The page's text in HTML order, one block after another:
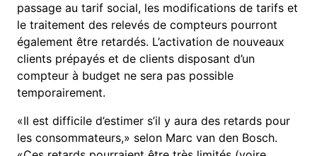
passage au tarif social, les modifications de tarifs et
le traitement des relevés de compteurs pourront
également être retardés. L’activation de nouveaux
clients prépayés et de clients disposant d’un
compteur à budget ne sera pas possible
temporairement.
«Il est difficile d’estimer s’il y aura des retards pour
les consommateurs,» selon Marc van den Bosch.